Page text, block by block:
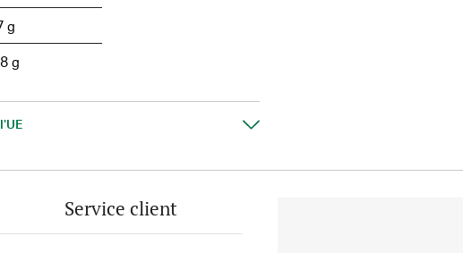
g
g
Service client